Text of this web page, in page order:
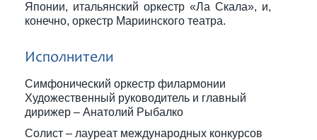
Японии, итальянский оркестр «Ла Скала», и,
конечно, оркестр Мариинского театра.
Исполнители
Симфонический оркестр филармонии
Художественный руководитель и главный
дирижер – Анатолий Рыбалко
Солист – лауреат международных конкурсов